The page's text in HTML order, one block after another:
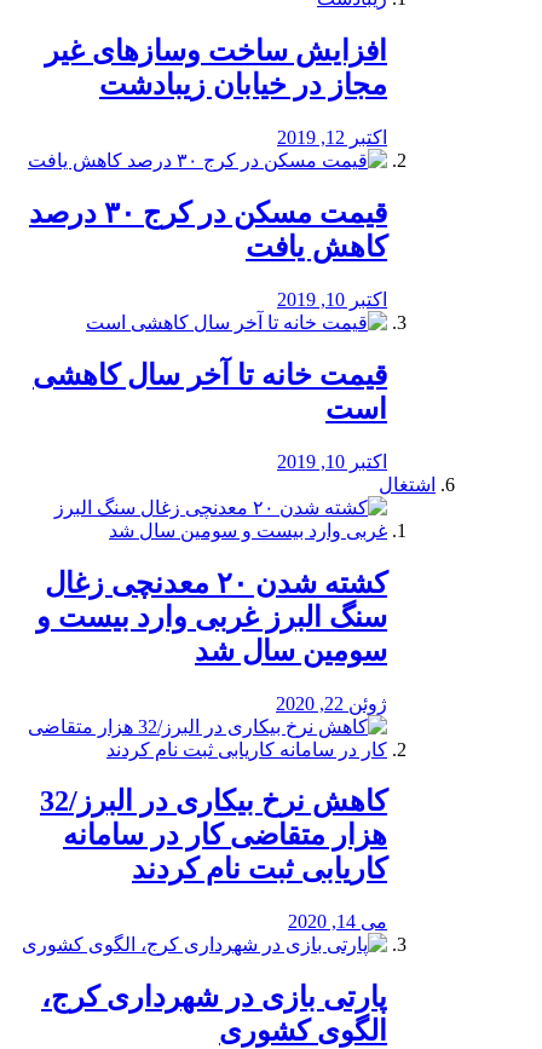
افزایش ساخت وسازهای غیر
مجاز در خیابان زیبادشت
اکتبر 12, 2019
️قیمت مسکن در کرج ۳۰ درصد
کاهش یافت
اکتبر 10, 2019
قیمت خانه تا آخر سال کاهشی
است
اکتبر 10, 2019
اشتغال
کشته شدن ۲۰ معدنچی زغال
سنگ البرز غربی وارد بیست و
سومین سال شد
ژوئن 22, 2020
کاهش نرخ بیکاری در البرز/32
هزار متقاضی کار در سامانه
کاریابی ثبت نام کردند
می 14, 2020
پارتی بازی در شهرداری کرج،
الگوی کشوری